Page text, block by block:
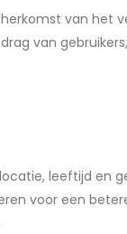
van het
van
leeftijd en
voor een